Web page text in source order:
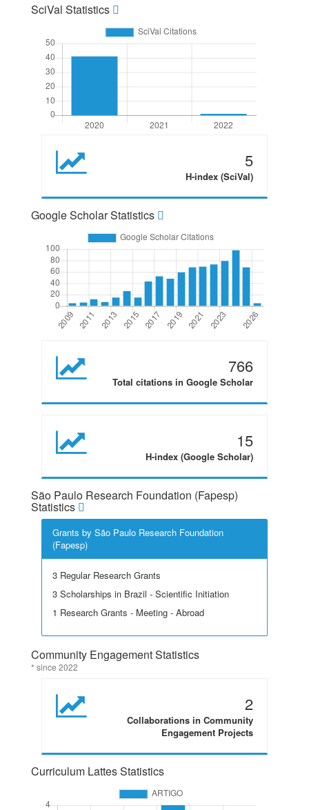
SciVal Statistics
5
H-index (SciVal)
Google Scholar Statistics
766
Total citations in Google Scholar
15
H-index (Google Scholar)
São Paulo Research Foundation (Fapesp)
Statistics
Grants by São Paulo Research Foundation
(Fapesp)
3 Regular Research Grants
3 Scholarships in Brazil - Scientific Initiation
1 Research Grants - Meeting - Abroad
Community Engagement Statistics
* since 2022
2
Collaborations in Community
Engagement Projects
Curriculum Lattes Statistics